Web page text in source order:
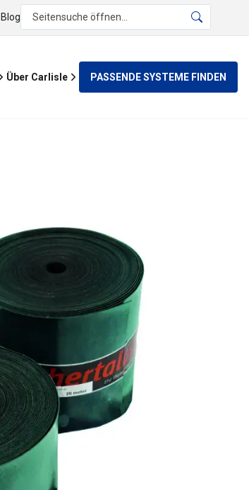
Blog Seitensuche öffnen...
Über Carlisle PASSENDE SYSTEME FINDEN